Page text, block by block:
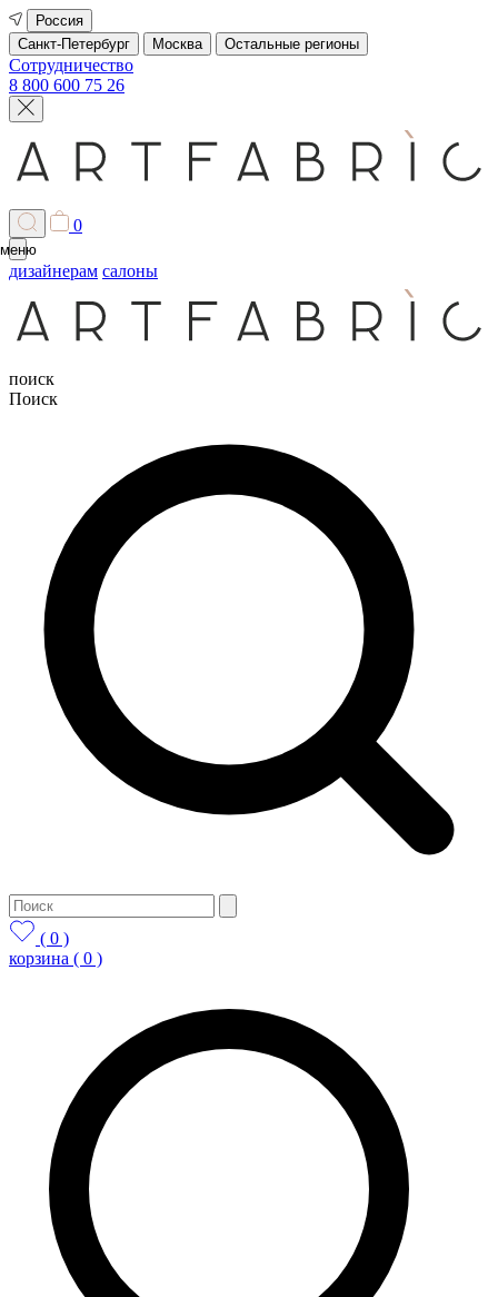
Россия
Санкт-Петербург
Москва Остальные регионы
Сотрудничество
8 800 600 75 26
0
меню
дизайнерам салоны
поиск
Поиск
( 0 )
корзина ( 0 )